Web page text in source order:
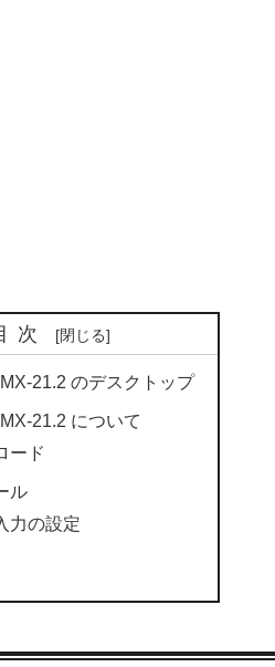
次
21.2 のデスクトップ
21.2 について
ード
ル
力の設定